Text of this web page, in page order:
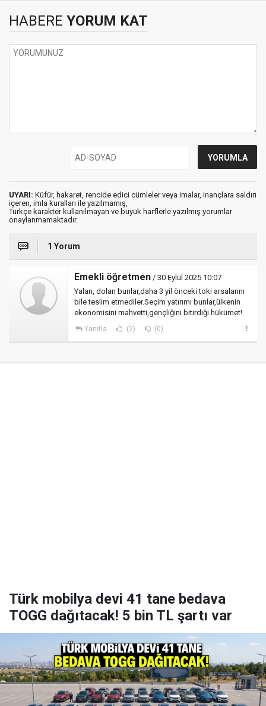
HABERE YORUM KAT
UYARI: Küfür, hakaret, rencide edici cümleler veya imalar, inançlara saldırı
içeren, imla kuralları ile yazılmamış,
Türkçe karakter kullanılmayan ve büyük harflerle yazılmış yorumlar
onaylanmamaktadır.
1 Yorum
Emekli öğretmen / 30 Eylül 2025 10:07
Yalan, dolan bunlar,daha 3 yil önceki toki arsalarını
bile teslim etmediler.Seçim yatırımı bunlar,ülkenin
ekonomisini mahvetti,gençliğini bitirdiği hükümet!.
Yanıtla (2) (0)
Türk mobilya devi 41 tane bedava
TOGG dağıtacak! 5 bin TL şartı var